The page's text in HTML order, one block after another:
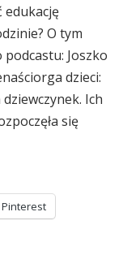
edukację
O tym
Joszko
dzieci:
Ich
się
Pinterest